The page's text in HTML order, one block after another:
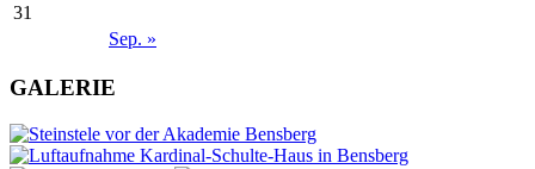
Sep. »
31
GALERIE